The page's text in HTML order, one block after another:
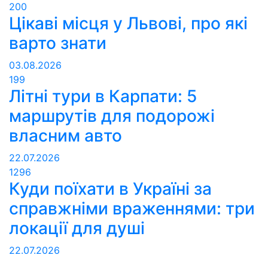
200
Цікаві місця у Львові, про які
варто знати
03.08.2026
199
Літні тури в Карпати: 5
маршрутів для подорожі
власним авто
22.07.2026
1296
Куди поїхати в Україні за
справжніми враженнями: три
локації для душі
22.07.2026